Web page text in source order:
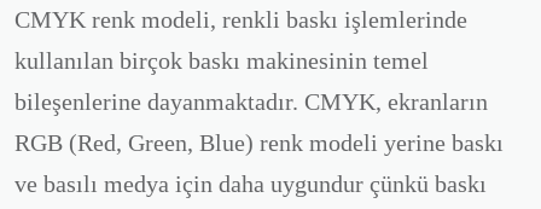
CMYK renk modeli, renkli baskı işlemlerinde
kullanılan birçok baskı makinesinin temel
bileşenlerine dayanmaktadır. CMYK, ekranların
RGB (Red, Green, Blue) renk modeli yerine baskı
ve basılı medya için daha uygundur çünkü baskı